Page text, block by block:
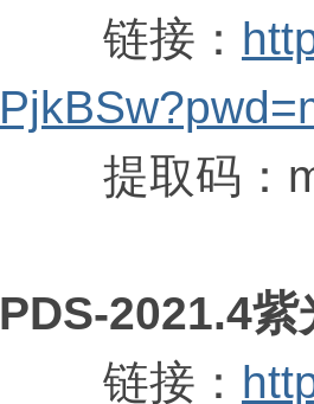
链接：
提取码：
PDS-2021.4
链接：